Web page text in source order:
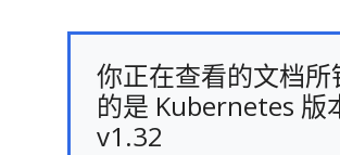
你正在查看的文档所
的是 Kubernetes 版
v1.32